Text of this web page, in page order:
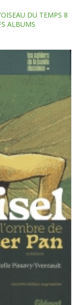
DU TEMPS 8
ALBUMS